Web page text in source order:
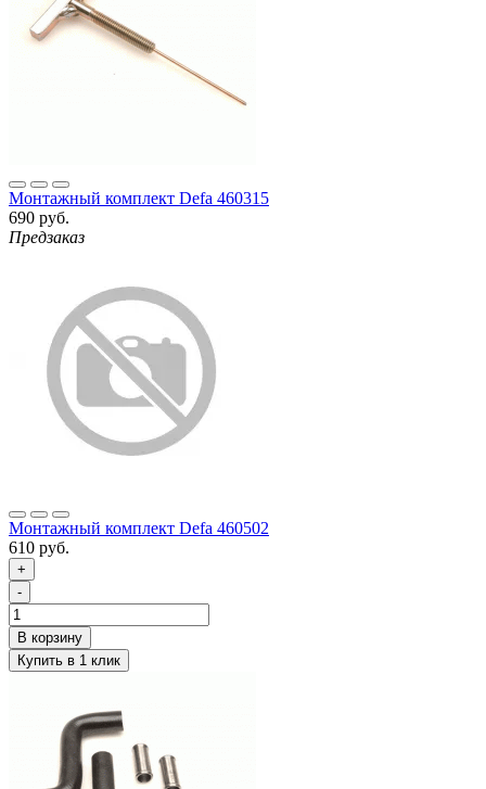
Монтажный комплект Defa 460315
690 руб.
Предзаказ
Монтажный комплект Defa 460502
610 руб.
+
-